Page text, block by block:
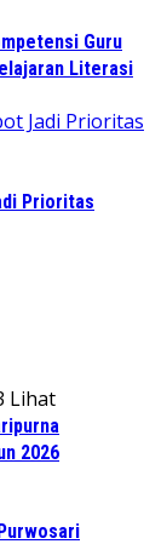
Guru
Literasi
Prioritas
Lihat
2026